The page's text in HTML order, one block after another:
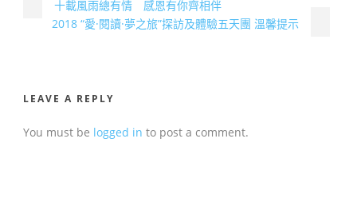
十載風雨總有情 感恩有你齊相伴
2018 “愛·閱讀·夢之旅”探訪及體驗五天團 溫馨提示
LEAVE A REPLY
You must be logged in to post a comment.